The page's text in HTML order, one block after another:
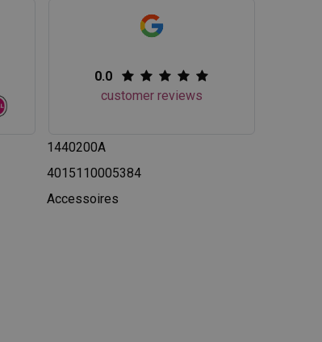
0.0
customer reviews
1440200A
4015110005384
Accessoires